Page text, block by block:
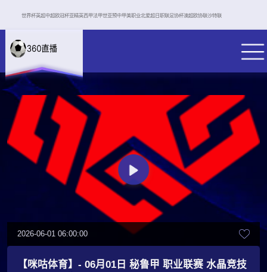
世界杯英超中超欧冠杯亚精英西甲法甲世亚预中甲美职业北爱超日职联足协杯澳超欧协联沙特联
2026-06-01 06:00:00
【咪咕体育】- 06月01日 秘鲁甲 职业联赛 水晶竞技